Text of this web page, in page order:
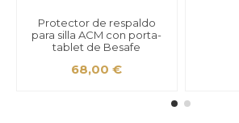
Protector de respaldo
para silla ACM con porta-
tablet de Besafe
68,00 €